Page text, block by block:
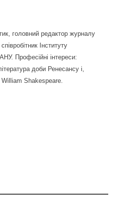
головний редактор журналу
Інституту
Професійні інтереси:
доби Ренесансу і,
Shakespeare.